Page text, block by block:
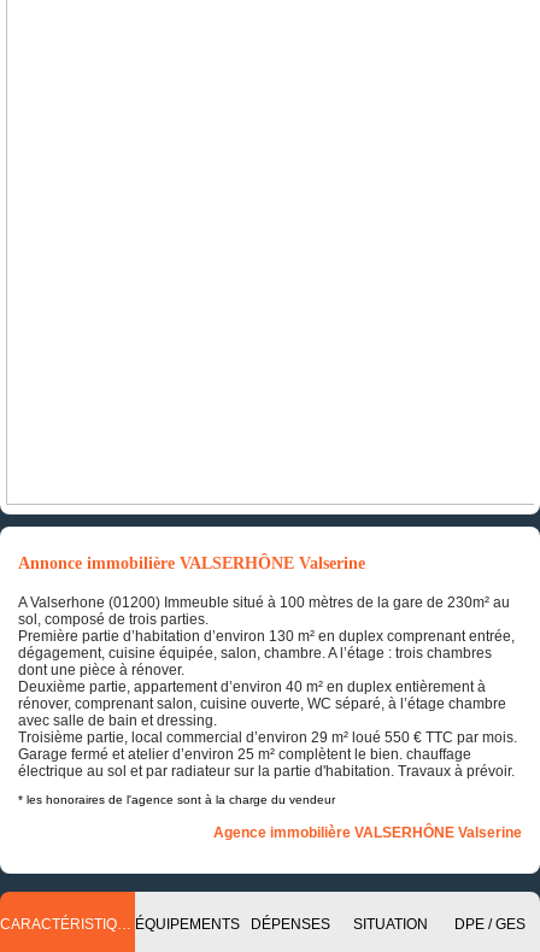
Annonce immobilière VALSERHÔNE Valserine
A Valserhone (01200) Immeuble situé à 100 mètres de la gare de 230m² au
sol, composé de trois parties.
Première partie d’habitation d’environ 130 m² en duplex comprenant entrée,
dégagement, cuisine équipée, salon, chambre. A l’étage : trois chambres
dont une pièce à rénover.
Deuxième partie, appartement d’environ 40 m² en duplex entièrement à
rénover, comprenant salon, cuisine ouverte, WC séparé, à l’étage chambre
avec salle de bain et dressing.
Troisième partie, local commercial d’environ 29 m² loué 550 € TTC par mois.
Garage fermé et atelier d’environ 25 m² complètent le bien. chauffage
électrique au sol et par radiateur sur la partie d'habitation. Travaux à prévoir.
* les honoraires de l'agence sont à la charge du vendeur
Agence immobilière VALSERHÔNE Valserine
CARACTÉRISTIQUES ÉQUIPEMENTS DÉPENSES SITUATION DPE / GES